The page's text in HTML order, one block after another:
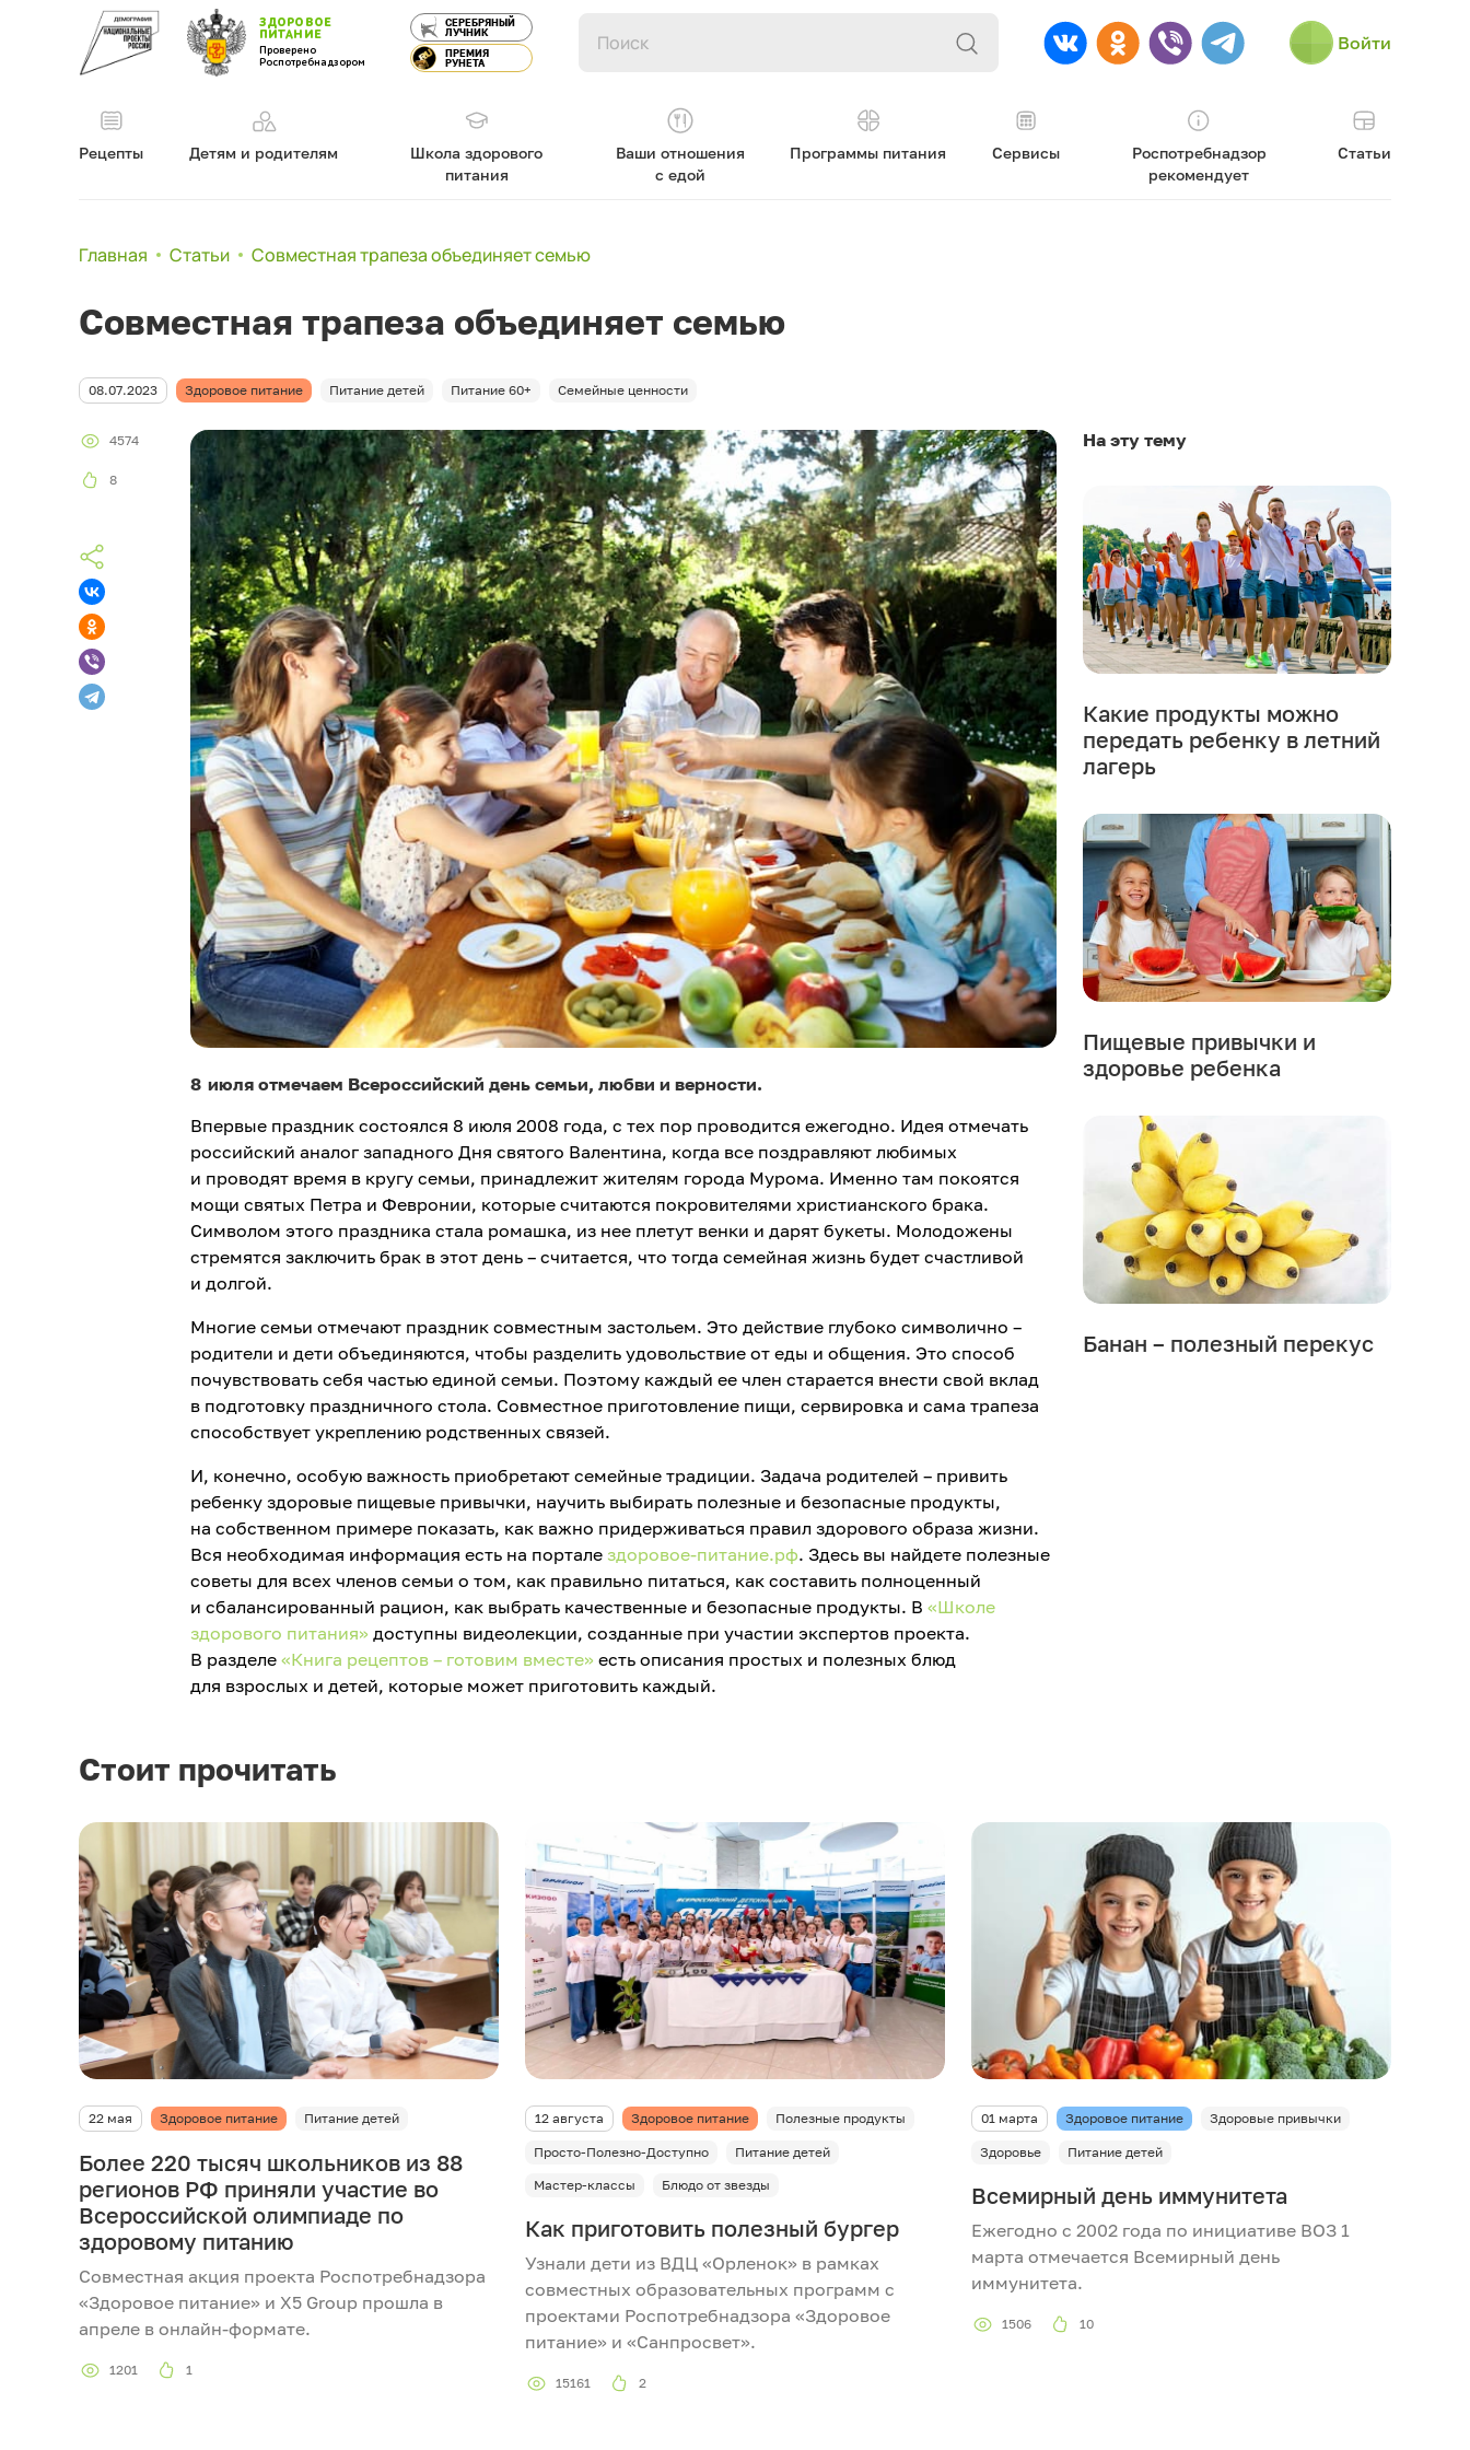
ЗДОРОВОЕ
ПИТАНИЕ
Проверено
Роспотребнадзором
СЕРЕБРЯНЫЙ
ЛУЧНИК
ПРЕМИЯ
РУНЕТА
Войти
Рецепты Детям и родителям
Школа здорового
питания
Ваши отношения
с едой
Программы питания Сервисы
Роспотребнадзор
рекомендует
Статьи
Главная Статьи Совместная трапеза объединяет семью
Совместная трапеза объединяет семью
08.07.2023 Здоровое питание Питание детей Питание 60+ Семейные ценности
4574
8
8 июля отмечаем Всероссийский день семьи, любви и верности.
Впервые праздник состоялся 8 июля 2008 года, с тех пор проводится ежегодно. Идея отмечать
российский аналог западного Дня святого Валентина, когда все поздравляют любимых
и проводят время в кругу семьи, принадлежит жителям города Мурома. Именно там покоятся
мощи святых Петра и Февронии, которые считаются покровителями христианского брака.
Символом этого праздника стала ромашка, из нее плетут венки и дарят букеты. Молодожены
стремятся заключить брак в этот день – считается, что тогда семейная жизнь будет счастливой
и долгой.
Многие семьи отмечают праздник совместным застольем. Это действие глубоко символично –
родители и дети объединяются, чтобы разделить удовольствие от еды и общения. Это способ
почувствовать себя частью единой семьи. Поэтому каждый ее член старается внести свой вклад
в подготовку праздничного стола. Совместное приготовление пищи, сервировка и сама трапеза
способствует укреплению родственных связей.
И, конечно, особую важность приобретают семейные традиции. Задача родителей – привить
ребенку здоровые пищевые привычки, научить выбирать полезные и безопасные продукты,
на собственном примере показать, как важно придерживаться правил здорового образа жизни.
Вся необходимая информация есть на портале здоровое-питание.рф. Здесь вы найдете полезные
советы для всех членов семьи о том, как правильно питаться, как составить полноценный
и сбалансированный рацион, как выбрать качественные и безопасные продукты. В «Школе
здорового питания»доступны видеолекции, созданные при участии экспертов проекта.
В разделе «Книга рецептов – готовим вместе»есть описания простых и полезных блюд
для взрослых и детей, которые может приготовить каждый.
На эту тему
Какие продукты можно
передать ребенку в летний
лагерь
Пищевые привычки и
здоровье ребенка
Банан – полезный перекус
Стоит прочитать
22 мая Здоровое питание Питание детей
Более 220 тысяч школьников из 88
регионов РФ приняли участие во
Всероссийской олимпиаде по
здоровому питанию
Совместная акция проекта Роспотребнадзора
«Здоровое питание» и Х5 Group прошла в
апреле в онлайн-формате.
1201 1
12 августа Здоровое питание Полезные продукты
Просто-Полезно-Доступно
Питание детей
Мастер-классы
Блюдо от звезды
Как приготовить полезный бургер
Узнали дети из ВДЦ «Орленок» в рамках
совместных образовательных программ с
проектами Роспотребнадзора «Здоровое
питание» и «Санпросвет».
15161 2
01 марта Здоровое питание Здоровые привычки
Здоровье Питание детей
Всемирный день иммунитета
Ежегодно с 2002 года по инициативе ВОЗ 1
марта отмечается Всемирный день
иммунитета.
1506 10